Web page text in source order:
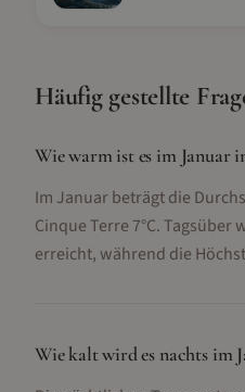
Häufig gestellte
Wie warm ist es im Januar
Im Januar beträgt die
Cinque Terre 7°C.
erreicht, während die
Wie kalt wird es nachts im